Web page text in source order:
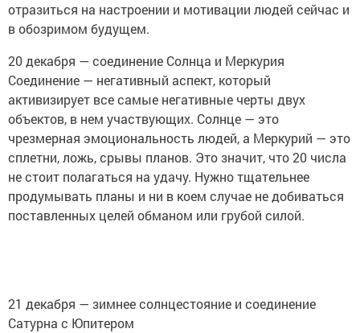
отразиться на настроении и мотивации людей сейчас и
в обозримом будущем.
20 декабря — соединение Солнца и Меркурия
Соединение — негативный аспект, который
активизирует все самые негативные черты двух
объектов, в нем участвующих. Солнце — это
чрезмерная эмоциональность людей, а Меркурий — это
сплетни, ложь, срывы планов. Это значит, что 20 числа
не стоит полагаться на удачу. Нужно тщательнее
продумывать планы и ни в коем случае не добиваться
поставленных целей обманом или грубой силой.
21 декабря — зимнее солнцестояние и соединение
Сатурна с Юпитером